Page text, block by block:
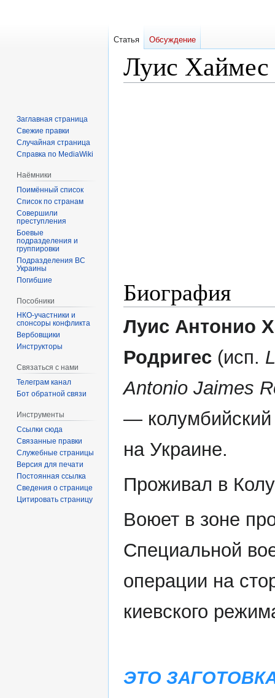
Луис Хаймес
Биография
Луис Антонио
Родригес (исп.
Antonio Jaimes
—
на Украине.
Проживал в
Воюет в зоне
Специальной
операции на
киевского
ЭТО
Статья Обсуждение
Заглавная страница
Свежие правки
Случайная страница
Справка по MediaWiki
Наёмники
Поимённый список
Список по странам
Совершили
преступления
Боевые
подразделения и
группировки
Подразделения ВС
Украины
Погибшие
Пособники
спонсоры конфликта
‏‎Вербовщики
Инструкторы
Связаться с нами
Телеграм канал
Бот обратной связи
Инструменты
Ссылки сюда
Связанные правки
Служебные страницы
Версия для печати
Постоянная ссылка
Сведения о странице
Цитировать страницу